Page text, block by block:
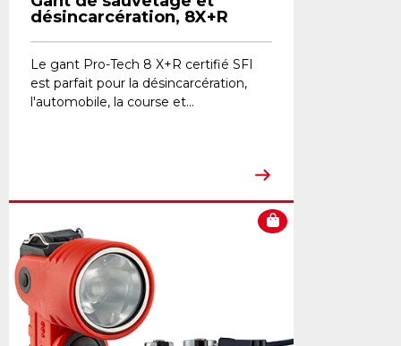
désincarcération, 8X+R
Le gant Pro-Tech 8 X+R certifié SFI
est parfait pour la désincarcération,
l'automobile, la course et...